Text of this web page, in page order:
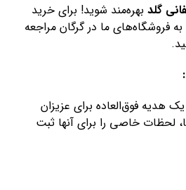
گلد بهره‌مند شوید! برای خرید
به فروشگاه‌های ما در گرگان مراجعه
یک هدیه فوق‌العاده برای عزیزان
لحظات خاصی را برای آنها ثبت